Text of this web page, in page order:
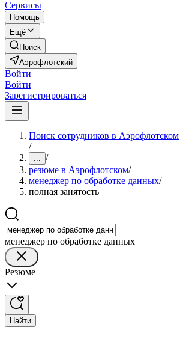
Сервисы
Помощь
Ещё
Поиск
Аэрофлотский
Войти
Войти
Зарегистрироваться
Поиск сотрудников в Аэрофлотском
/
... /
резюме в Аэрофлотском/
менеджер по обработке данных/
полная занятость
менеджер по обработке данных
Резюме
Найти